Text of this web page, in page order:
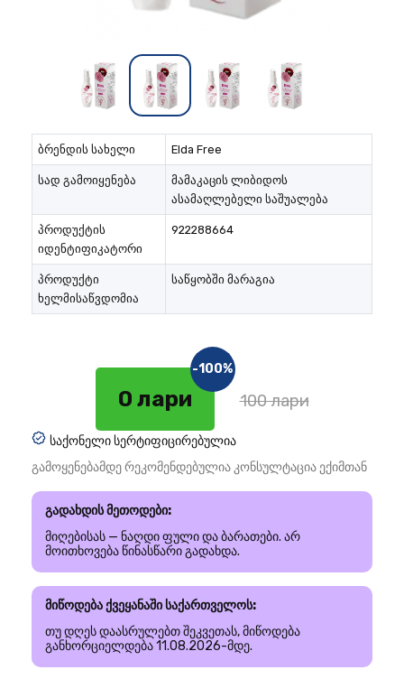
ბრენდის სახელი Elda Free
სად გამოიყენება
მამაკაცის ლიბიდოს
ასამაღლებელი საშუალება
პროდუქტის
იდენტიფიკატორი
922288664
პროდუქტი
ხელმისაწვდომია
საწყობში მარაგია
0 лари
-100%
100 лари
საქონელი სერტიფიცირებულია
გამოყენებამდე რეკომენდებულია კონსულტაცია ექიმთან
გადახდის მეთოდები:
მიღებისას — ნაღდი ფული და ბარათები. არ
მოითხოვება წინასწარი გადახდა.
მიწოდება ქვეყანაში საქართველოს:
თუ დღეს დაასრულებთ შეკვეთას, მიწოდება
განხორციელდება 11.08.2026-მდე.